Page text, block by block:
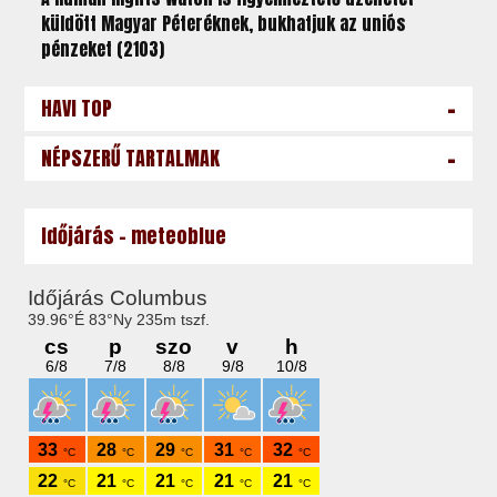
küldött Magyar Péteréknek, bukhatjuk az uniós
pénzeket (2103)
HAVI TOP -
NÉPSZERŰ TARTALMAK -
Időjárás - meteoblue